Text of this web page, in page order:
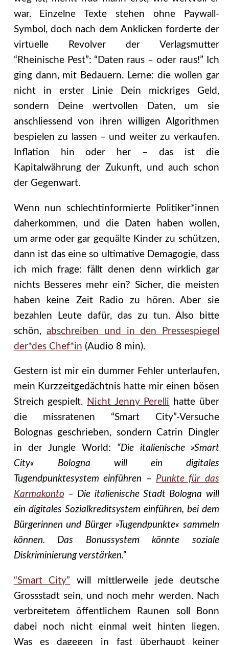
war. Einzelne Texte stehen ohne Paywall-
Symbol, doch nach dem Anklicken forderte der
virtuelle Revolver der Verlagsmutter
“Rheinische Pest”: “Daten raus – oder raus!” Ich
ging dann, mit Bedauern. Lerne: die wollen gar
nicht in erster Linie Dein mickriges Geld,
sondern Deine wertvollen Daten, um sie
anschliessend von ihren willigen Algorithmen
bespielen zu lassen – und weiter zu verkaufen.
Inflation hin oder her – das ist die
Kapitalwährung der Zukunft, und auch schon
der Gegenwart.
Wenn nun schlechtinformierte Politiker*innen
daherkommen, und die Daten haben wollen,
um arme oder gar gequälte Kinder zu schützen,
dann ist das eine so ultimative Demagogie, dass
ich mich frage: fällt denen denn wirklich gar
nichts Besseres mehr ein? Sicher, die meisten
haben keine Zeit Radio zu hören. Aber sie
bezahlen Leute dafür, das zu tun. Also bitte
schön,abschreiben und in den Pressespiegel
der*des Chef*in (Audio 8 min).
Gestern ist mir ein dummer Fehler unterlaufen,
mein Kurzzeitgedächtnis hatte mir einen bösen
Streich gespielt. Nicht Jenny Perelli hatte über
die missratenen “Smart City”-Versuche
Bolognas geschrieben, sondern Catrin Dingler
in der Jungle World: “Die italienische »Smart
City« Bologna will ein digitales
Tugendpunktesystem einführen – Punkte für das
Karmakonto – Die italienische Stadt Bologna will
ein digitales Sozialkreditsystem einführen, bei dem
Bürgerinnen und Bürger »Tugendpunkte« sammeln
können. Das Bonussystem könnte soziale
Diskriminierung verstärken.”
“Smart City” will mittlerweile jede deutsche
Grossstadt sein, und noch mehr werden. Nach
verbreitetem öffentlichem Raunen soll Bonn
dabei noch nicht einmal weit hinten liegen.
Was es dagegen in fast überhaupt keiner